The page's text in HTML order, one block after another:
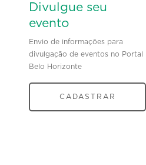
Divulgue seu
evento
Envio de informações para
divulgação de eventos no Portal
Belo Horizonte
CADASTRAR